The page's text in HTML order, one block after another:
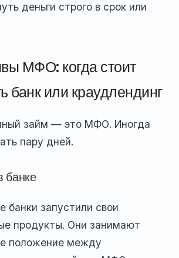
деньги строго в срок или
МФО: когда стоит
банк или краудлендинг
займ — это МФО. Иногда
пару дней.
банке
банки запустили свои
продукты. Они занимают
положение между